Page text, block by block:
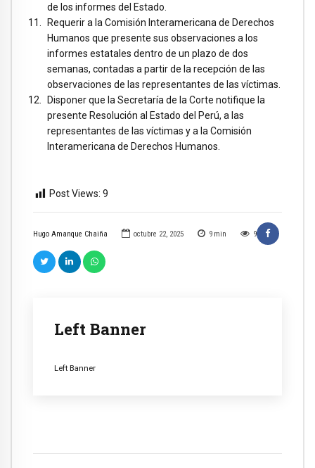
Hugo Amanque Chaiña octubre 22, 2025 9 min 9
Left Banner
Left Banner
de los informes del Estado.
Requerir a la Comisión Interamericana de Derechos
Humanos que presente sus observaciones a los
informes estatales dentro de un plazo de dos
semanas, contadas a partir de la recepción de las
observaciones de las representantes de las víctimas.
Disponer que la Secretaría de la Corte notifique la
presente Resolución al Estado del Perú, a las
representantes de las víctimas y a la Comisión
Interamericana de Derechos Humanos.
Post Views: 9